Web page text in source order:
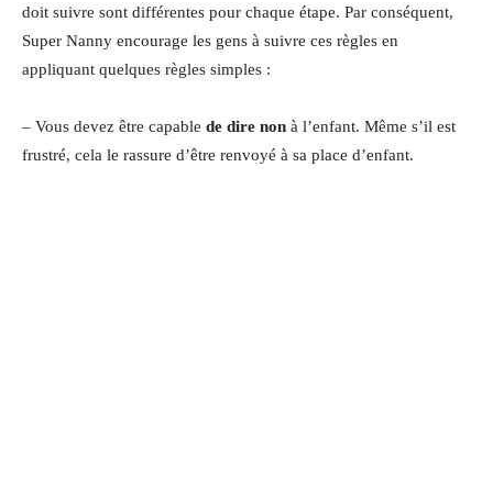
doit suivre sont différentes pour chaque étape. Par conséquent,
Super Nanny encourage les gens à suivre ces règles en
appliquant quelques règles simples :
– Vous devez être capable de dire non à l’enfant. Même s’il est
frustré, cela le rassure d’être renvoyé à sa place d’enfant.